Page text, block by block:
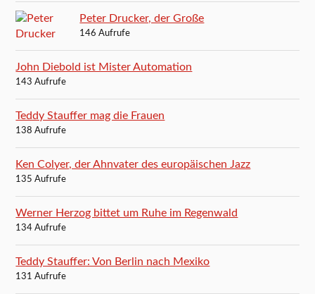
Peter Drucker, der Große
146 Aufrufe
John Diebold ist Mister Automation
143 Aufrufe
Teddy Stauffer mag die Frauen
138 Aufrufe
Ken Colyer, der Ahnvater des europäischen Jazz
135 Aufrufe
Werner Herzog bittet um Ruhe im Regenwald
134 Aufrufe
Teddy Stauffer: Von Berlin nach Mexiko
131 Aufrufe